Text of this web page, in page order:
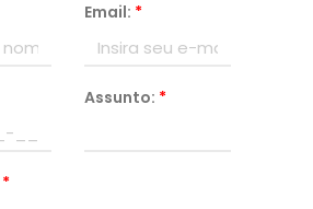
Email: *
Assunto: *
*